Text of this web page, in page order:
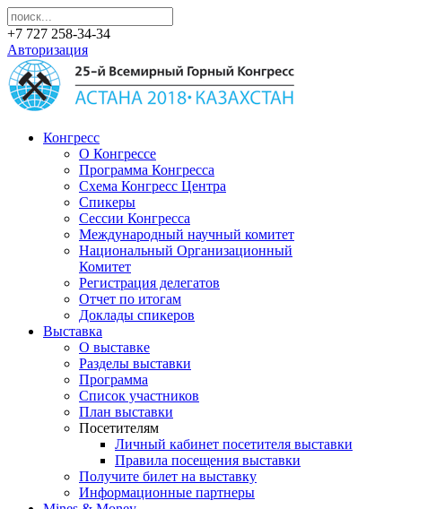
+7 727 258-34-34
Авторизация
Конгресс
О Конгрессе
Программа Конгресса
Схема Конгресс Центра
Спикеры
Сессии Конгресса
Международный научный комитет
Национальный Организационный
Комитет
Регистрация делегатов
Отчет по итогам
Доклады спикеров
Выставка
О выставке
Разделы выставки
Программа
Список участников
План выставки
Посетителям
Личный кабинет посетителя выставки
Правила посещения выставки
Получите билет на выставку
Информационные партнеры